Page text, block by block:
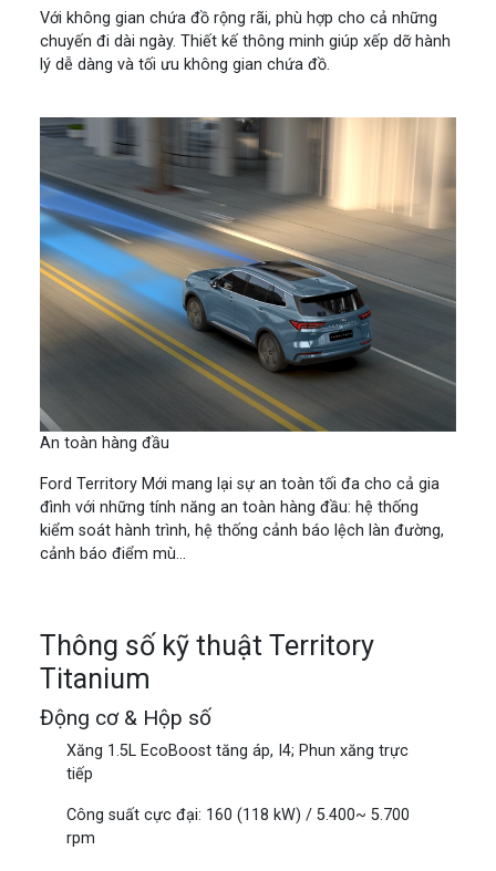
Với không gian chứa đồ rộng rãi, phù hợp cho cả những
chuyến đi dài ngày. Thiết kế thông minh giúp xếp dỡ hành
lý dễ dàng và tối ưu không gian chứa đồ.
An toàn hàng đầu
Ford Territory Mới mang lại sự an toàn tối đa cho cả gia
đình với những tính năng an toàn hàng đầu: hệ thống
kiểm soát hành trình, hệ thống cảnh báo lệch làn đường,
cảnh báo điểm mù...
Thông số kỹ thuật Territory
Titanium
Động cơ & Hộp số
Xăng 1.5L EcoBoost tăng áp, I4; Phun xăng trực
tiếp
Công suất cực đại: 160 (118 kW) / 5.400~ 5.700
rpm